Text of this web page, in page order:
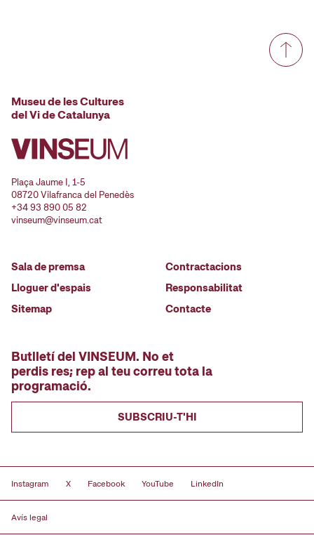
Museu de les Cultures
del Vi de Catalunya
Plaça Jaume I, 1-5
08720 Vilafranca del Penedès
+34 93 890 05 82
vinseum@vinseum.cat
Sala de premsa
Lloguer d'espais
Sitemap
Contractacions
Responsabilitat
Contacte
Butlletí del VINSEUM. No et
perdis res; rep al teu correu tota la
programació.
SUBSCRIU-T'HI
Instagram X Facebook YouTube LinkedIn
Avís legal